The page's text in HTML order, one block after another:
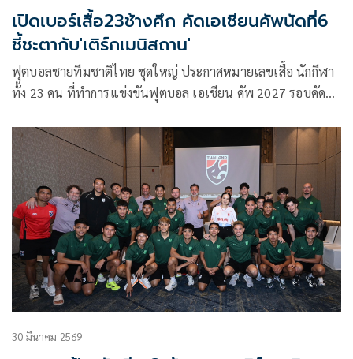
เปิดเบอร์เสื้อ23ช้างศึก คัดเอเชียนคัพนัดที่6
ชี้ชะตากับ'เติร์กเมนิสถาน'
ฟุตบอลชายทีมชาติไทย ชุดใหญ่ ประกาศหมายเลขเสื้อ นักกีฬา
ทั้ง 23 คน ที่ทำการแข่งขันฟุตบอล เอเชียน คัพ 2027 รอบคัด
ภายใต้การคุมทัพของ “แอนโธนี ฮัดสัน” หัวหน้าผู้ฝึกสอนชาว
อังกฤษ
30 มีนาคม 2569